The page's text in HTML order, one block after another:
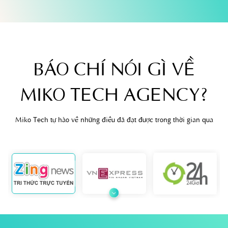
BÁO CHÍ NÓI GÌ VỀ
MIKO TECH AGENCY?
Miko Tech tự hào về những điều đã đạt được trong thời gian qua